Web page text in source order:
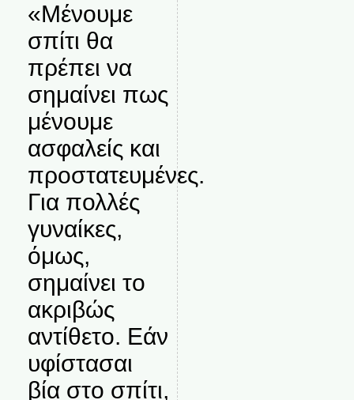
«Μένουμε
σπίτι θα
πρέπει να
σημαίνει πως
μένουμε
ασφαλείς και
προστατευμένες.
Για πολλές
γυναίκες,
όμως,
σημαίνει το
ακριβώς
αντίθετο. Εάν
υφίστασαι
βία στο σπίτι,